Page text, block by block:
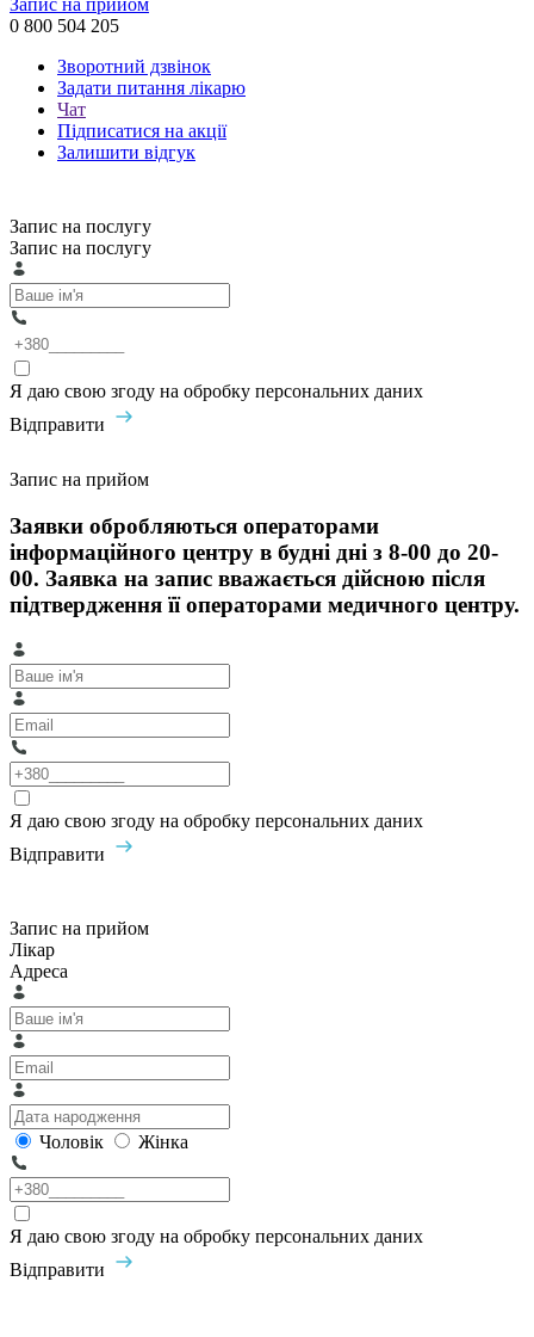
0 800 504 205
Зворотний дзвінок
Задати питання лікарю
Чат
Підписатися на акції
Залишити відгук
Запис на послугу
Запис на послугу
Я даю свою згоду на обробку персональних даних
Відправити
Запис на прийом
Заявки обробляються операторами
інформаційного центру в будні дні з 8-00 до 20-
00. Заявка на запис вважається дійсною після
підтвердження її операторами медичного центру.
Я даю свою згоду на обробку персональних даних
Відправити
Запис на прийом
Лікар
Адреса
Чоловік Жінка
Я даю свою згоду на обробку персональних даних
Відправити